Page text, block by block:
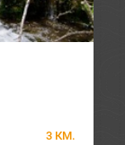
3 КМ.